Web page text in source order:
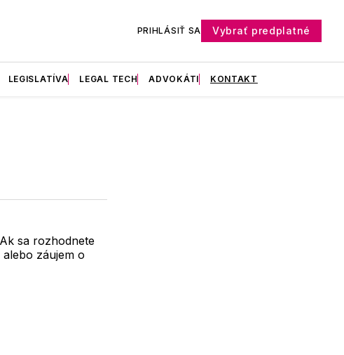
PRIHLÁSIŤ SA Vybrať predplatné
LEGISLATÍVA LEGAL TECH ADVOKÁTI KONTAKT
sa rozhodnete
záujem o